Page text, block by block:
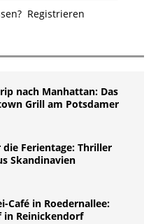
Registrieren
nach Manhattan: Das
Grill am Potsdamer
Ferientage: Thriller
Skandinavien
Café in Roedernallee:
Reinickendorf